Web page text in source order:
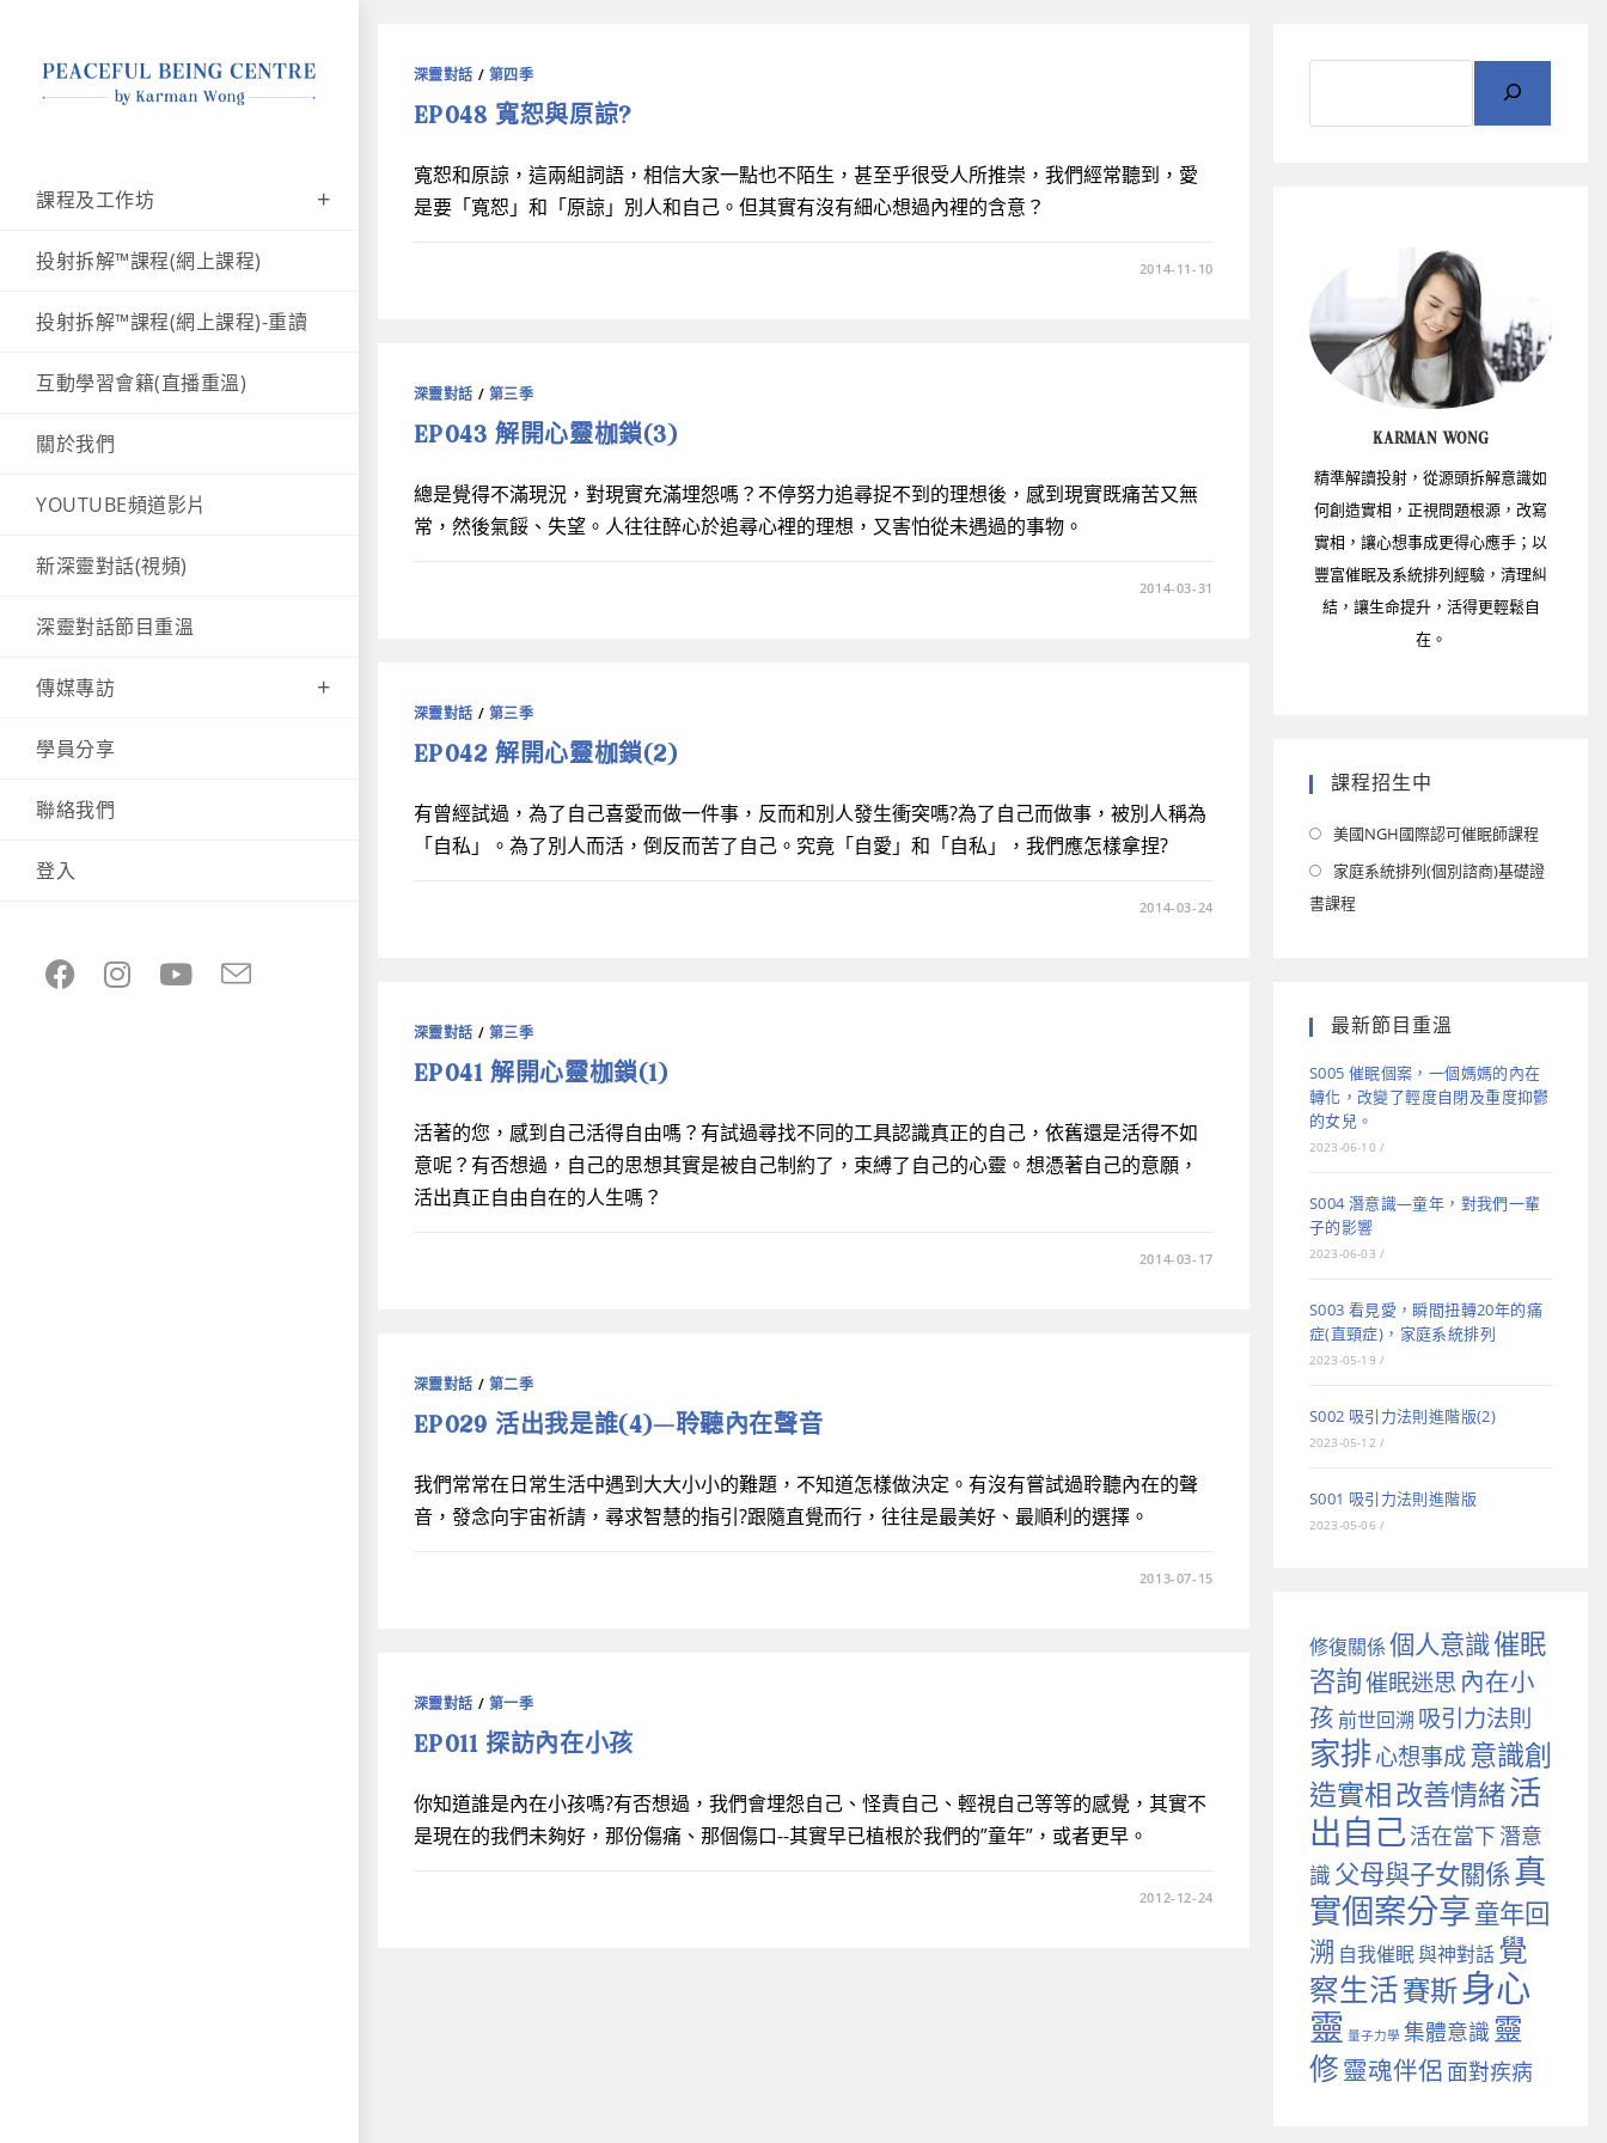
課程及工作坊
投射拆解™課程(網上課程)
投射拆解™課程(網上課程)-重讀
互動學習會籍(直播重溫)
關於我們
YOUTUBE頻道影片
新深靈對話(視頻)
深靈對話節目重溫
傳媒專訪
學員分享
聯絡我們
登入
深靈對話 / 第四季
EP048 寬恕與原諒?
寬恕和原諒，這兩組詞語，相信大家一點也不陌生，甚至乎很受人所推崇，我們經常聽到，愛
是要「寬恕」和「原諒」別人和自己。但其實有沒有細心想過內裡的含意？
2014-11-10
深靈對話 / 第三季
EP043 解開心靈枷鎖(3)
總是覺得不滿現況，對現實充滿埋怨嗎？不停努力追尋捉不到的理想後，感到現實既痛苦又無
常，然後氣餒、失望。人往往醉心於追尋心裡的理想，又害怕從未遇過的事物。
2014-03-31
深靈對話 / 第三季
EP042 解開心靈枷鎖(2)
有曾經試過，為了自己喜愛而做一件事，反而和別人發生衝突嗎?為了自己而做事，被別人稱為
「自私」。為了別人而活，倒反而苦了自己。究竟「自愛」和「自私」，我們應怎樣拿捏?
2014-03-24
深靈對話 / 第三季
EP041 解開心靈枷鎖(1)
活著的您，感到自己活得自由嗎？有試過尋找不同的工具認識真正的自己，依舊還是活得不如
意呢？有否想過，自己的思想其實是被自己制約了，束縛了自己的心靈。想憑著自己的意願，
活出真正自由自在的人生嗎？
2014-03-17
深靈對話 / 第二季
EP029 活出我是誰(4)—聆聽內在聲音
我們常常在日常生活中遇到大大小小的難題，不知道怎樣做決定。有沒有嘗試過聆聽內在的聲
音，發念向宇宙祈請，尋求智慧的指引?跟隨直覺而行，往往是最美好、最順利的選擇。
2013-07-15
深靈對話 / 第一季
EP011 探訪內在小孩
你知道誰是內在小孩嗎?有否想過，我們會埋怨自己、怪責自己、輕視自己等等的感覺，其實不
是現在的我們未夠好，那份傷痛、那個傷口--其實早已植根於我們的”童年”，或者更早。
2012-12-24
KARMAN WONG
精準解讀投射，從源頭拆解意識如
何創造實相，正視問題根源，改寫
實相，讓心想事成更得心應手；以
豐富催眠及系統排列經驗，清理糾
結，讓生命提升，活得更輕鬆自
在。
課程招生中
美國NGH國際認可催眠師課程
家庭系統排列(個別諮商)基礎證
書課程
最新節目重溫
S005 催眠個案，一個媽媽的內在
轉化，改變了輕度自閉及重度抑鬱
的女兒。
2023-06-10 /
S004 潛意識—童年，對我們一輩
子的影響
2023-06-03 /
S003 看見愛，瞬間扭轉20年的痛
症(直頸症)，家庭系統排列
2023-05-19 /
S002 吸引力法則進階版(2)
2023-05-12 /
S001 吸引力法則進階版
2023-05-06 /
修復關係個人意識催眠
咨詢催眠迷思 內在小
孩前世回溯 吸引力法則
家排心想事成意識創
造實相改善情緒活
出自己 活在當下 潛意
識 父母與子女關係真
實個案分享童年回
溯 自我催眠與神對話 覺
察生活賽斯身心
靈 量子力學 集體意識 靈
修靈魂伴侶 面對疾病